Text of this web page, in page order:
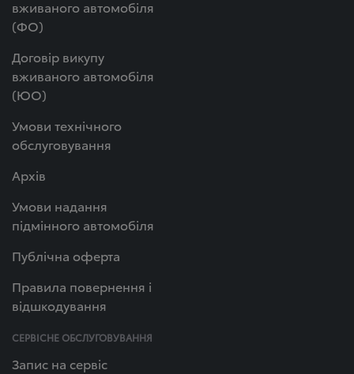
вживаного автомобіля
(ФО)
Договір викупу
вживаного автомобіля
(ЮО)
Умови технічного
обслуговування
Архів
Умови надання
підмінного автомобіля
Публічна оферта
Правила повернення і
відшкодування
СЕРВІСНЕ ОБСЛУГОВУВАННЯ
Запис на сервіс